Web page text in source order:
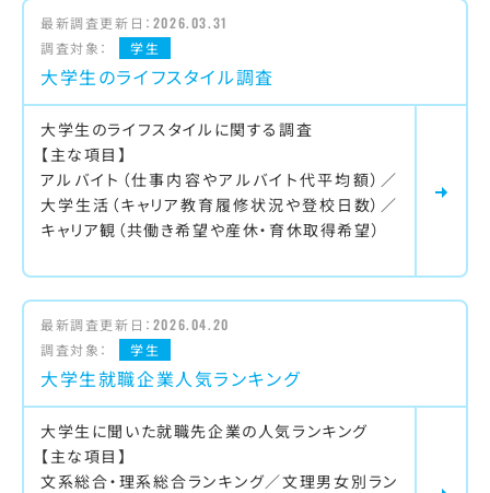
最新調査更新日： 2026.03.31
調査対象：
学生
大学生のライフスタイル調査
大学生のライフスタイルに関する調査
【主な項目】
アルバイト（仕事内容やアルバイト代平均額）／
大学生活（キャリア教育履修状況や登校日数）／
キャリア観（共働き希望や産休・育休取得希望）
最新調査更新日： 2026.04.20
調査対象：
学生
大学生就職企業人気ランキング
大学生に聞いた就職先企業の人気ランキング
【主な項目】
文系総合・理系総合ランキング／文理男女別ラン